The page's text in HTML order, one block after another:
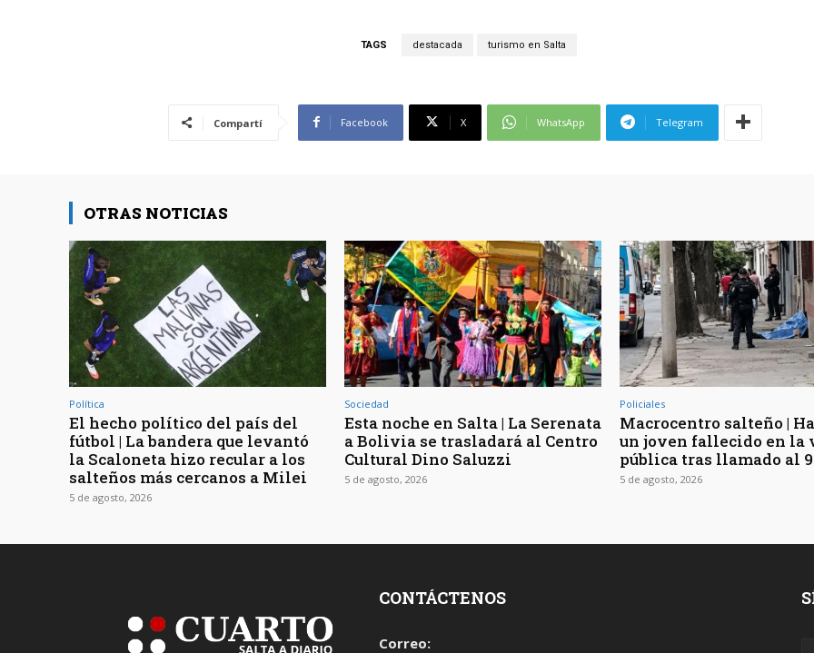
TAGS destacada turismo en Salta
Compartí Facebook X WhatsApp Telegram
OTRAS NOTICIAS
Política
El hecho político del país del
fútbol | La bandera que levantó
la Scaloneta hizo recular a los
salteños más cercanos a Milei
5 de agosto, 2026
Sociedad
Esta noche en Salta | La Serenata
a Bolivia se trasladará al Centro
Cultural Dino Saluzzi
5 de agosto, 2026
Policiales
Macrocentro salteño |
un joven fallecido en la
pública tras llamado al
5 de agosto, 2026
CONTÁCTENOS
Correo: